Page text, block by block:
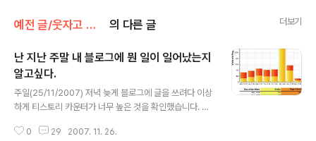
예전 글/웃자고 쓴 글 의 다른 글 더보기
난 지난 주말 내 블로그에 뭔 일이 일어났는지
알고싶다.
주일(25/11/2007) 저녁 늦게 블로그에 글을 쓰려다 이상
하게 티스토리 카운터가 너무 높은 것을 확인했습니다. 원
개의치 않습니다만..행여나 싶어 유입경로를 확인해봤습니
0 29 2007. 11. 26.